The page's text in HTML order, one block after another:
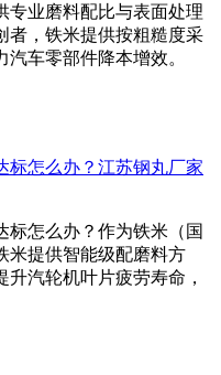
专业磨料配比与表面处理
者，铁米提供按粗糙度采
车零部件降本增效。
标怎么办？江苏钢丸厂家
标怎么办？作为铁米（国
米提供智能级配磨料方
汽轮机叶片疲劳寿命，